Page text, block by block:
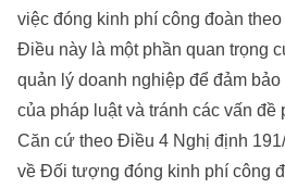
việc đóng kinh phí công đoàn
Điều này là một phần quan trọng
quản lý doanh nghiệp để đảm
của pháp luật và tránh các vấn đề
Căn cứ theo Điều 4 Nghị định
về Đối tượng đóng kinh phí công